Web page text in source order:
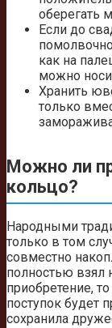
оберегать
Если до
как на
можно
Хранить
только
Можно ли
кольцо?
Народными
только в том
совместно
полностью взял
приобретение,
поступок будет
сохранила